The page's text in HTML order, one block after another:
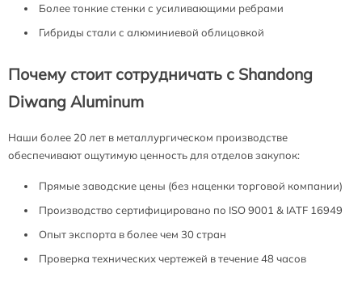
Более тонкие стенки с усиливающими ребрами
Гибриды стали с алюминиевой облицовкой
Почему стоит сотрудничать с Shandong
Diwang Aluminum
Наши более 20 лет в металлургическом производстве
обеспечивают ощутимую ценность для отделов закупок:
Прямые заводские цены (без наценки торговой компании)
Производство сертифицировано по ISO 9001 & IATF 16949
Опыт экспорта в более чем 30 стран
Проверка технических чертежей в течение 48 часов